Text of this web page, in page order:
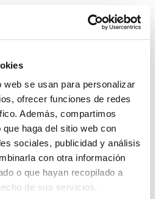
se usan para personalizar
ofrecer funciones de redes
Además, compartimos
haga del sitio web con
sociales, publicidad y análisis
con otra información
o que hayan recopilado a
de sus servicios.
278
COOKIES
CANAL DE INFORMACIÓN
MAPA DEL SITIO
ACCESIBILIDAD